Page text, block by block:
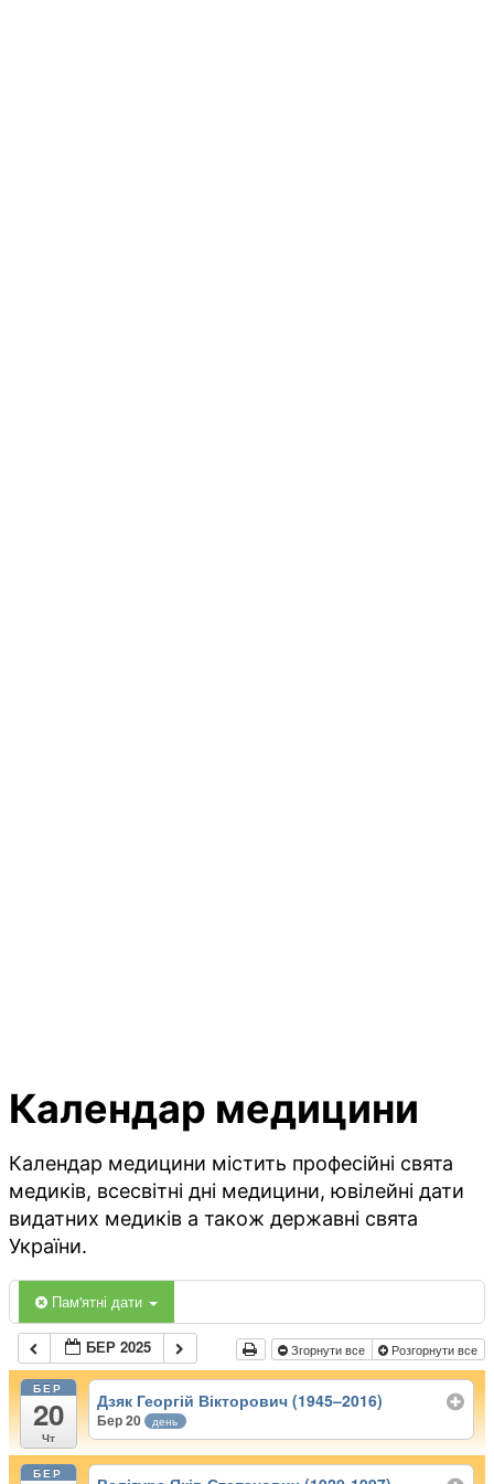
Календар медицини
Календар медицини містить професійні свята
медиків, всесвітні дні медицини, ювілейні дати
видатних медиків а також державні свята
України.
Пам'ятні дати
БЕР 2025 Згорнути все Розгорнути все
БЕР
20
Чт
Дзяк Георгій Вікторович (1945–2016)
Бер 20 день
БЕР